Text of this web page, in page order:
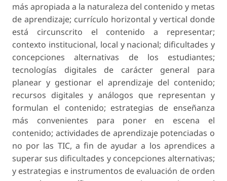
más apropiada a la naturaleza del contenido y metas
de aprendizaje; currículo horizontal y vertical donde
está circunscrito el contenido a representar;
contexto institucional, local y nacional; dificultades y
concepciones alternativas de los estudiantes;
tecnologías digitales de carácter general para
planear y gestionar el aprendizaje del contenido;
recursos digitales y análogos que representan y
formulan el contenido; estrategias de enseñanza
más convenientes para poner en escena el
contenido; actividades de aprendizaje potenciadas o
no por las TIC, a fin de ayudar a los aprendices a
superar sus dificultades y concepciones alternativas;
y estrategias e instrumentos de evaluación de orden